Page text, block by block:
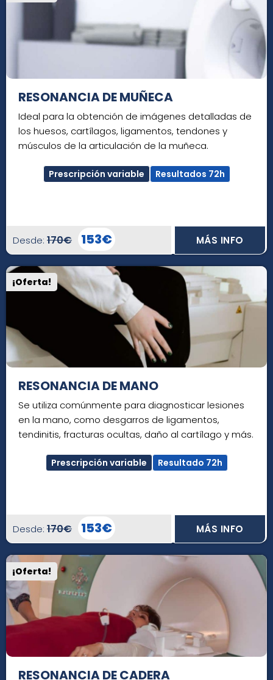
RESONANCIA DE MUÑECA
Ideal para la obtención de imágenes detalladas de
los huesos, cartílagos, ligamentos, tendones y
músculos de la articulación de la muñeca.
Prescripción variable Resultados 72h
Desde: 170€ 153€ MÁS INFO
¡Oferta!
RESONANCIA DE MANO
Se utiliza comúnmente para diagnosticar lesiones
en la mano, como desgarros de ligamentos,
tendinitis, fracturas ocultas, daño al cartílago y más.
Prescripción variable Resultado 72h
Desde: 170€ 153€ MÁS INFO
¡Oferta!
RESONANCIA DE CADERA